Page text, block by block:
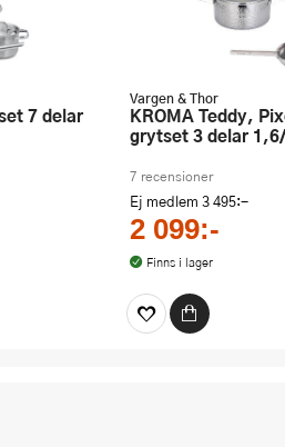
Vargen & Thor
KROMA Teddy, Pixel, Modell MB
grytset 3 delar
7 recensioner
Ej medlem 3 495:-
2 099:-
Finns i lager